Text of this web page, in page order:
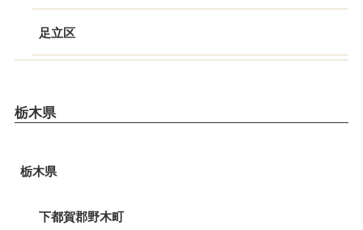
足立区
栃木県
栃木県
下都賀郡野木町